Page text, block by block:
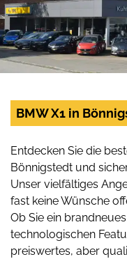
BMW X1 in
Entdecken Sie die
Bönnigstedt und
Unser vielfältiges
fast keine Wünsche
Ob Sie ein
technologischen
preiswertes, aber